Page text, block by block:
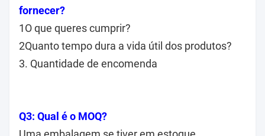
fornecer?
1O que queres cumprir?
2Quanto tempo dura a vida útil dos produtos?
3. Quantidade de encomenda
Q3: Qual é o MOQ?